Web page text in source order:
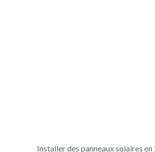
Installer des panneaux solaires en